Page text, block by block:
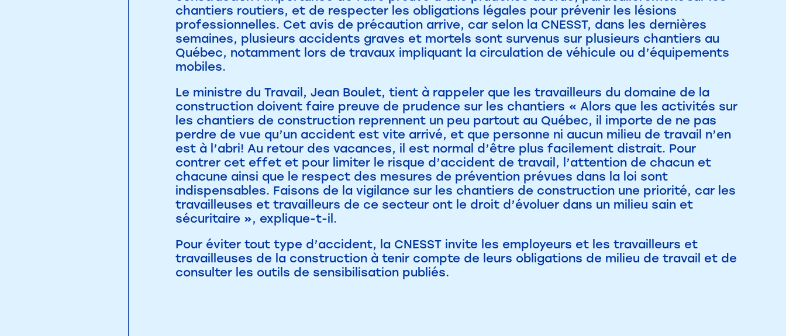
chantiers routiers, et de respecter les obligations légales pour prévenir les lésions
professionnelles. Cet avis de précaution arrive, car selon la CNESST, dans les dernières
semaines, plusieurs accidents graves et mortels sont survenus sur plusieurs chantiers au
Québec, notamment lors de travaux impliquant la circulation de véhicule ou d’équipements
mobiles.
Le ministre du Travail, Jean Boulet, tient à rappeler que les travailleurs du domaine de la
construction doivent faire preuve de prudence sur les chantiers « Alors que les activités sur
les chantiers de construction reprennent un peu partout au Québec, il importe de ne pas
perdre de vue qu’un accident est vite arrivé, et que personne ni aucun milieu de travail n’en
est à l’abri! Au retour des vacances, il est normal d’être plus facilement distrait. Pour
contrer cet effet et pour limiter le risque d’accident de travail, l’attention de chacun et
chacune ainsi que le respect des mesures de prévention prévues dans la loi sont
indispensables. Faisons de la vigilance sur les chantiers de construction une priorité, car les
travailleuses et travailleurs de ce secteur ont le droit d’évoluer dans un milieu sain et
sécuritaire », explique-t-il.
Pour éviter tout type d’accident, la CNESST invite les employeurs et les travailleurs et
travailleuses de la construction à tenir compte de leurs obligations de milieu de travail et de
consulter les outils de sensibilisation publiés.